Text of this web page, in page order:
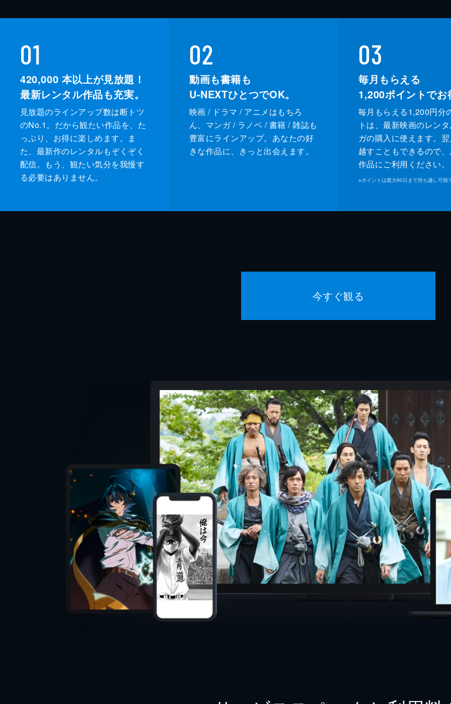
01
420,000 本以上が見放題！
最新レンタル作品も充実。
見放題のラインアップ数は断トツ
のNo.1。だから観たい作品を、た
っぷり、お得に楽しめます。ま
た、最新作のレンタルもぞくぞく
配信。もう、観たい気分を我慢す
る必要はありません。
02
動画も書籍も
U-NEXTひとつでOK。
映画 / ドラマ / アニメはもちろ
ん、マンガ / ラノベ / 書籍 / 雑誌も
豊富にラインアップ。あなたの好
きな作品に、きっと出会えます。
03
毎月もらえる
1,200ポイントでお
毎月もらえる1,200円分
トは、最新映画のレン
ガの購入に使えます。
越すこともできるので
作品にご利用ください。
※ポイントは最大90日まで持ち越し可能
今すぐ観る